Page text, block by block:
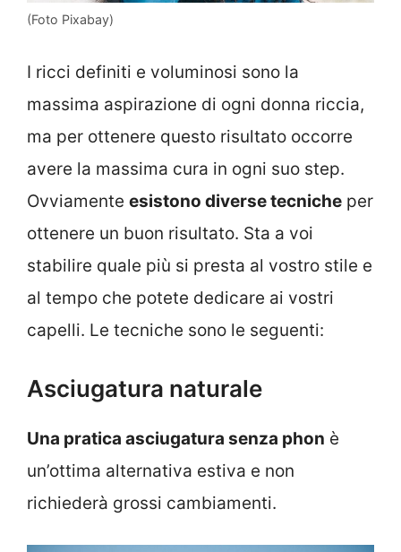
(Foto Pixabay)
I ricci definiti e voluminosi sono la
massima aspirazione di ogni donna riccia,
ma per ottenere questo risultato occorre
avere la massima cura in ogni suo step.
Ovviamente esistono diverse tecniche per
ottenere un buon risultato. Sta a voi
stabilire quale più si presta al vostro stile e
al tempo che potete dedicare ai vostri
capelli. Le tecniche sono le seguenti:
Asciugatura naturale
Una pratica asciugatura senza phon è
un’ottima alternativa estiva e non
richiederà grossi cambiamenti.